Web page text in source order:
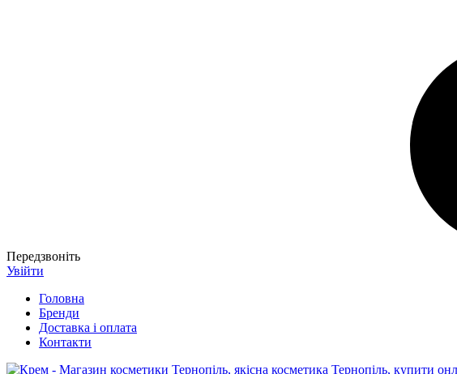
Передзвоніть
Увійти
Головна
Бренди
Доставка і оплата
Контакти